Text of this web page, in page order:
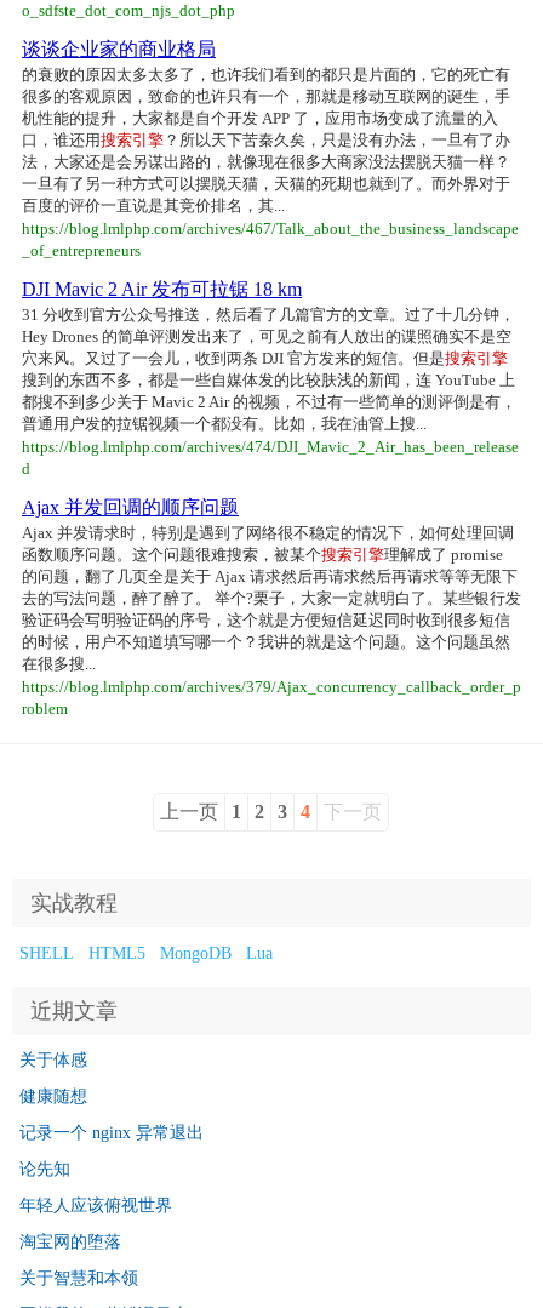
o_sdfste_dot_com_njs_dot_php
谈谈企业家的商业格局
的衰败的原因太多太多了，也许我们看到的都只是片面的，它的死亡有
很多的客观原因，致命的也许只有一个，那就是移动互联网的诞生，手
机性能的提升，大家都是自个开发 APP 了，应用市场变成了流量的入
口，谁还用搜索引擎 ？所以天下苦秦久矣，只是没有办法，一旦有了办
法，大家还是会另谋出路的，就像现在很多大商家没法摆脱天猫一样？
一旦有了另一种方式可以摆脱天猫，天猫的死期也就到了。而外界对于
百度的评价一直说是其竞价排名，其...
https://blog.lmlphp.com/archives/467/Talk_about_the_business_landscape
_of_entrepreneurs
DJI Mavic 2 Air 发布可拉锯 18 km
31 分收到官方公众号推送，然后看了几篇官方的文章。过了十几分钟，
Hey Drones 的简单评测发出来了，可见之前有人放出的谍照确实不是空
穴来风。又过了一会儿，收到两条 DJI 官方发来的短信。但是搜索引擎
搜到的东西不多，都是一些自媒体发的比较肤浅的新闻，连 YouTube 上
都搜不到多少关于 Mavic 2 Air 的视频，不过有一些简单的测评倒是有，
普通用户发的拉锯视频一个都没有。比如，我在油管上搜...
https://blog.lmlphp.com/archives/474/DJI_Mavic_2_Air_has_been_release
d
Ajax 并发回调的顺序问题
Ajax 并发请求时，特别是遇到了网络很不稳定的情况下，如何处理回调
函数顺序问题。这个问题很难搜索，被某个搜索引擎理解成了 promise
的问题，翻了几页全是关于 Ajax 请求然后再请求然后再请求等等无限下
去的写法问题，醉了醉了。 举个?栗子，大家一定就明白了。某些银行发
验证码会写明验证码的序号，这个就是方便短信延迟同时收到很多短信
的时候，用户不知道填写哪一个？我讲的就是这个问题。这个问题虽然
在很多搜...
https://blog.lmlphp.com/archives/379/Ajax_concurrency_callback_order_p
roblem
上一页 1 2 3 4 下一页
实战教程
SHELL HTML5 MongoDB Lua
近期文章
关于体感
健康随想
记录一个 nginx 异常退出
论先知
年轻人应该俯视世界
淘宝网的堕落
关于智慧和本领